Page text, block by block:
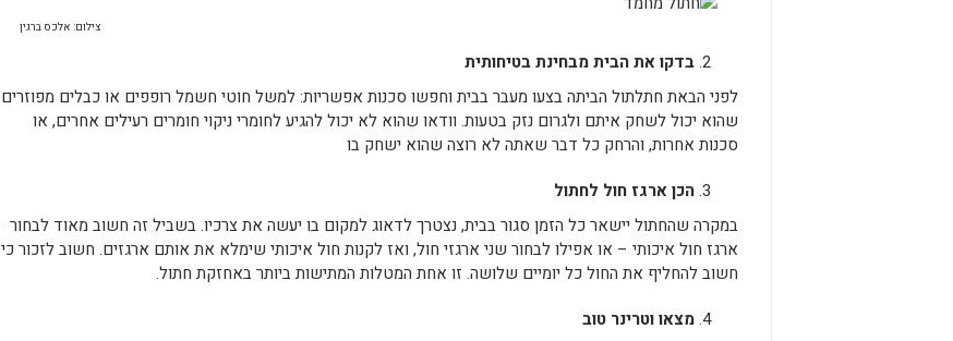
צילום: אלכס ברגין
בדקו את הבית מבחינת בטיחותית
לפני הבאת חתלתול הביתה בצעו מעבר בבית וחפשו סכנות אפשריות: למשל חוטי חשמל רופפים או כבלים מפוזרים
שהוא יכול לשחק איתם ולגרום נזק בטעות. וודאו שהוא לא יכול להגיע לחומרי ניקוי חומרים רעילים אחרים, או
סכנות אחרות, והרחק כל דבר שאתה לא רוצה שהוא ישחק בו
הכן ארגז חול לחתול
במקרה שהחתול יישאר כל הזמן סגור בבית, נצטרך לדאוג למקום בו יעשה את צרכיו. בשביל זה חשוב מאוד לבחור
ארגז חול איכותי – או אפילו לבחור שני ארגזי חול, ואז לקנות חול איכותי שימלא את אותם ארגזים. חשוב לזכור כי
חשוב להחליף את החול כל יומיים שלושה. זו אחת המטלות המתישות ביותר באחזקת חתול.
מצאו וטרינר טוב